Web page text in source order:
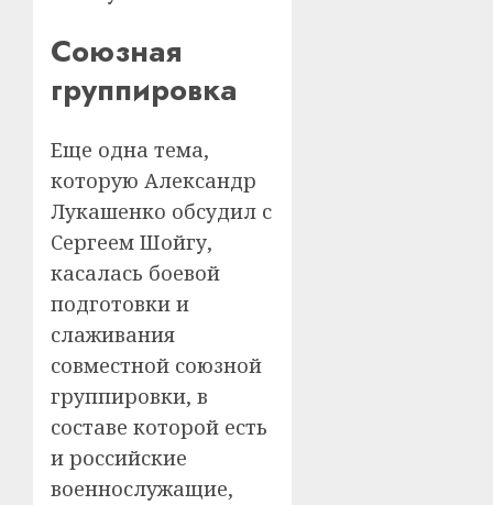
Союзная
группировка
Еще одна тема,
которую Александр
Лукашенко обсудил с
Сергеем Шойгу,
касалась боевой
подготовки и
слаживания
совместной союзной
группировки, в
составе которой есть
и российские
военнослужащие,